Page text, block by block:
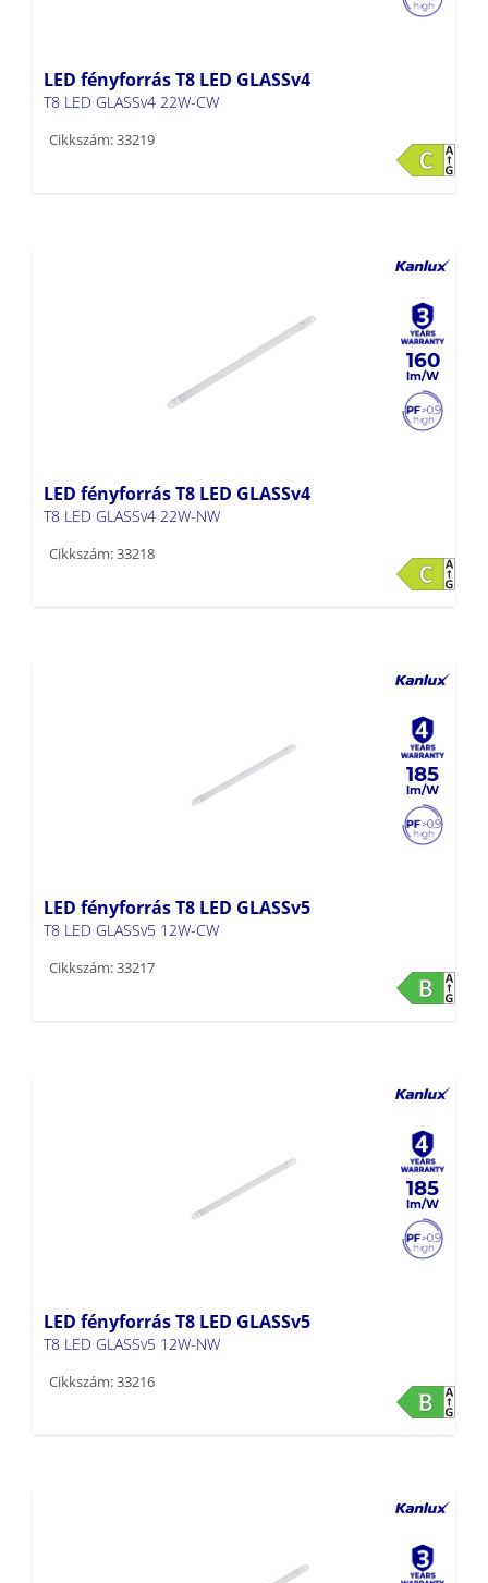
LED fényforrás T8 LED GLASSv4
T8 LED GLASSv4 22W-CW
Cikkszám: 33219
160
LED fényforrás T8 LED GLASSv4
T8 LED GLASSv4 22W-NW
Cikkszám: 33218
185
LED fényforrás T8 LED GLASSv5
T8 LED GLASSv5 12W-CW
Cikkszám: 33217
185
LED fényforrás T8 LED GLASSv5
T8 LED GLASSv5 12W-NW
Cikkszám: 33216